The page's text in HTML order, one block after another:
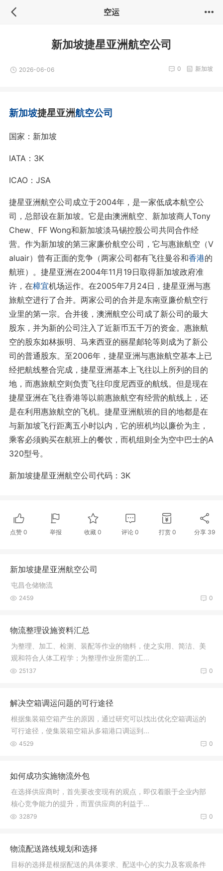
空运
新加坡捷星亚洲航空公司
2026-06-06 新加坡
0
新加坡捷星亚洲航空公司
国家：新加坡
IATA：3K
ICAO：JSA
捷星亚洲航空公司成立于2004年，是一家低成本航空公
司，总部设在新加坡。它是由澳洲航空、新加坡商人Tony
Chew、FF Wong和新加坡淡马锡控股公司共同合作经
营。作为新加坡的第三家廉价航空公司，它与惠旅航空（V
aluair）曾有正面的竞争（两家公司都有飞往曼谷和香港的
航班）。捷星亚洲在2004年11月19日取得新加坡政府准
许，在樟宜机场运作。在2005年7月24日，捷星亚洲与惠
旅航空进行了合并。两家公司的合并是东南亚廉价航空行
业里的第一宗。合并後，澳洲航空公司成了新公司的最大
股东，并为新的公司注入了近新币五千万的资金。惠旅航
空的股东如林振明、马来西亚的丽星邮轮等则成为了新公
司的普通股东。至2006年，捷星亚洲与惠旅航空基本上已
经把航线整合完成，捷星亚洲基本上飞往以上所列的目的
地，而惠旅航空则负责飞往印度尼西亚的航线。但是现在
捷星亚洲在飞往香港等以前惠旅航空有经营的航线上，还
是在利用惠旅航空的飞机。捷星亚洲航班的目的地都是在
与新加坡飞行距离五小时以内，它的班机均以廉价为主，
乘客必须购买在航班上的餐饮，而机组则全为空中巴士的A
320型号。
新加坡捷星亚洲航空公司代码：3K
点赞 0 举报 收藏0 评论 0 打赏 0 分享 39
新加坡捷星亚洲航空公司
屯昌仓储物流
0
2459
物流整理设施资料汇总
为整理、加工、检测、装配等作业的物料，使之实用、简洁、美
观和符合人体工程学；为整理作业所需的工...
0
25137
解决空箱调运问题的可行途径
根据集装箱空箱产生的原因，通过研究可以找出优化空箱调运的
可行途径，使集装箱空箱从多箱港口调运到...
0
4529
如何成功实施物流外包
在选择供应商时，首先要改变现有的观点，即仅着眼于企业内部
核心竞争能力的提升，而置供应商的利益于...
0
32879
物流配送路线规划和选择
目标的选择是根据配送的具体要求、配送中心的实力及客观条件